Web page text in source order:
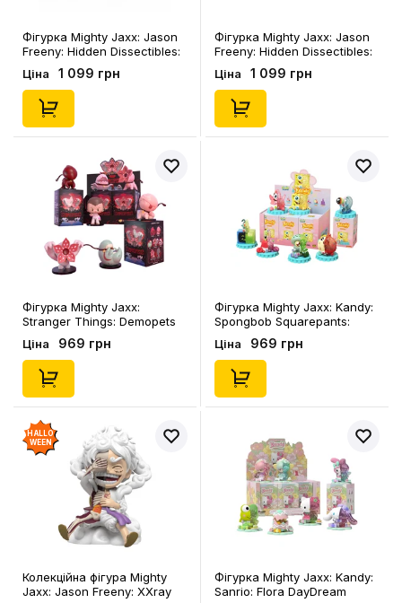
Фігурка Mighty Jaxx: Jason
Freeny: Hidden Dissectibles:
One Piece: Egghead Arc
Series Part 1 Edition (Blind
Box: 1 з 7), (76375)
Ціна 1 099 грн
Фігурка Mighty Jaxx: Jason
Freeny: Hidden Dissectibles:
One Piece: Marines Edition
(Blind Box: 1 з 7), (78860)
Ціна 1 099 грн
Фігурка Mighty Jaxx:
Stranger Things: Demopets
(Blind Box: 1 з 7), (817606)
Ціна 969 грн
Фігурка Mighty Jaxx: Kandy:
Spongbob Squarepants:
Soda Edition (Blind Box: 1 з
7), (81686)
Ціна 969 грн
HALLO
WEEN
Колекційна фігура Mighty
Jaxx: Jason Freeny: XXray
Фігурка Mighty Jaxx: Kandy:
Sanrio: Flora DayDream